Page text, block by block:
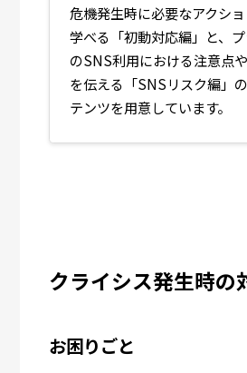
危機発生時に必要なアクシ
学べる「初動対応編」と、
のSNS利用における注意点
を伝える「SNSリスク編」
テンツを用意しています。
クライシス発生時の
お困りごと